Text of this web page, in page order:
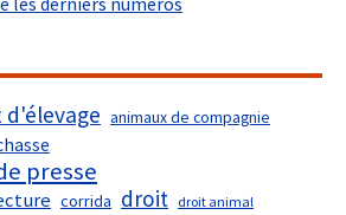
d'élevage animaux de compagnie
presse
corrida droit droit animal